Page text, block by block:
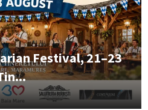
Festival, 21–23